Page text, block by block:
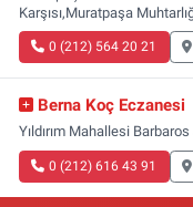
Karşısı,Muratpaşa
0 (212) 564 20 21
Berna Koç Eczanesi
Yıldırım Mahallesi
0 (212) 616 43 91